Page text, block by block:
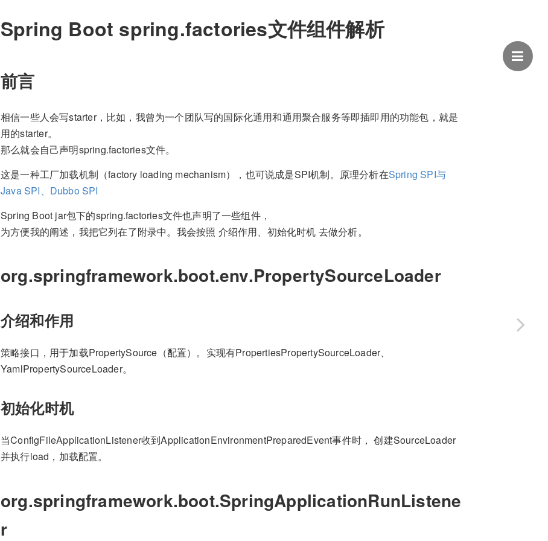
Spring Boot spring.factories文件组件解析
前言
相信一些人会写starter，比如，我曾为一个团队写的国际化通用和通用聚合服务等即插即用的功能包，就是
用的starter。
那么就会自己声明spring.factories文件。
这是一种工厂加载机制（factory loading mechanism），也可说成是SPI机制。原理分析在Spring SPI与
Java SPI、Dubbo SPI
Spring Boot jar包下的spring.factories文件也声明了一些组件，
为方便我的阐述，我把它列在了附录中。我会按照 介绍作用、初始化时机 去做分析。
org.springframework.boot.env.PropertySourceLoader
介绍和作用
策略接口，用于加载PropertySource（配置）。实现有PropertiesPropertySourceLoader、
YamlPropertySourceLoader。
初始化时机
当ConfigFileApplicationListener收到ApplicationEnvironmentPreparedEvent事件时， 创建SourceLoader
并执行load，加载配置。
org.springframework.boot.SpringApplicationRunListene
r